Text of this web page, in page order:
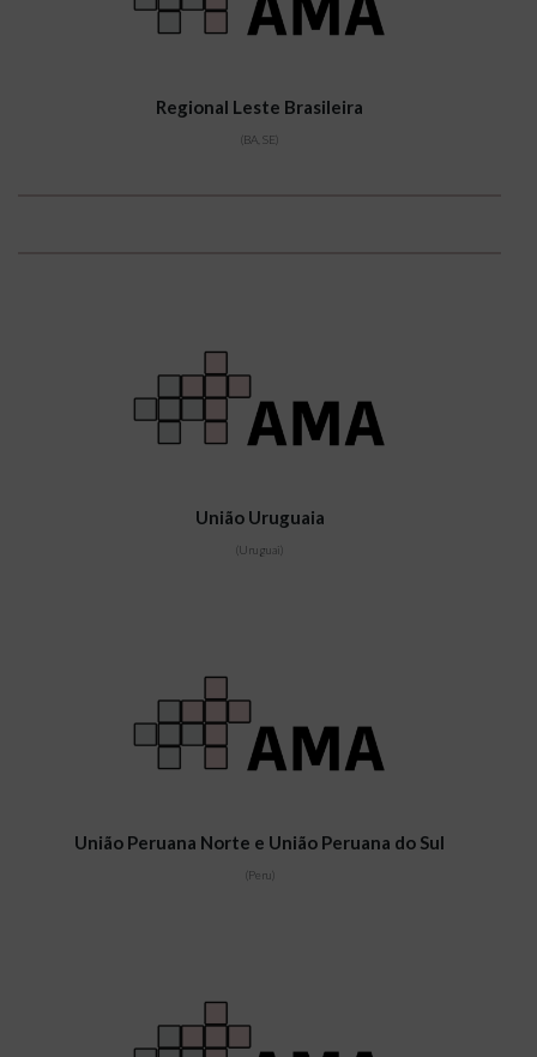
Regional Leste Brasileira
(BA, SE)
União Uruguaia
(Uruguai)
União Peruana Norte e União Peruana do Sul
(Peru)